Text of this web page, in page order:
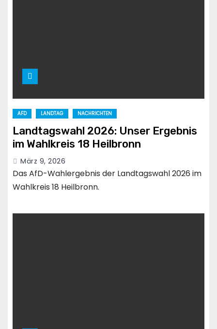
AFD LANDTAG NACHRICHTEN
Landtagswahl 2026: Unser Ergebnis
im Wahlkreis 18 Heilbronn
März 9, 2026
Das AfD-Wahlergebnis der Landtagswahl 2026 im
Wahlkreis 18 Heilbronn.